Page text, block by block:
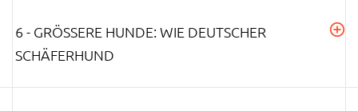
6 - GRÖSSERE HUNDE: WIE DEUTSCHER S
CHÄFERHUND